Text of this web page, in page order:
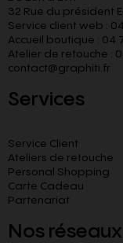
32 Rue du président
Service client web :
Accueil boutique : 04
Atelier de retouche :
contact@graphiti.fr
Services
Service Client
Ateliers de retouche
Personal Shopping
Carte Cadeau
Partenariat
Nos